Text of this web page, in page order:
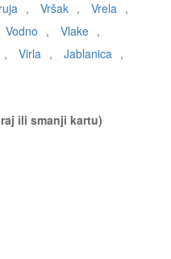
, Vršak , Vrela ,
Vodno , Vlake ,
, Virla , Jablanica ,
ili smanji kartu)